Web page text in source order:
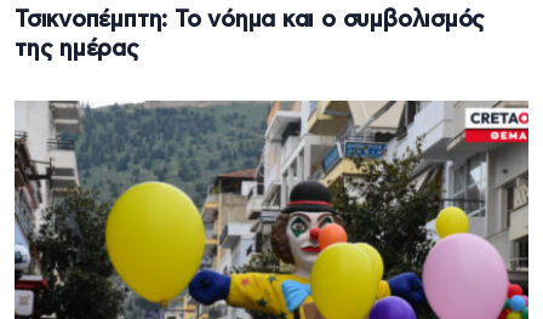
Τσικνοπέμπτη: Το νόημα και ο συμβολισμός
της ημέρας